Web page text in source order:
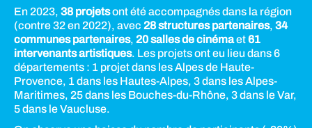
En 2023, 38 projetsont été accompagnés dans la région
(contre 32 en 2022), avec 28 structures partenaires, 34
communes partenaires, 20 salles de cinémaet61
intervenants artistiques. Les projets ont eu lieu dans 6
départements : 1 projet dans les Alpes de Haute-
Provence, 1 dans les Hautes-Alpes, 3 dans les Alpes-
Maritimes, 25 dans les Bouches-du-Rhône, 3 dans le Var,
5 dans le Vaucluse.